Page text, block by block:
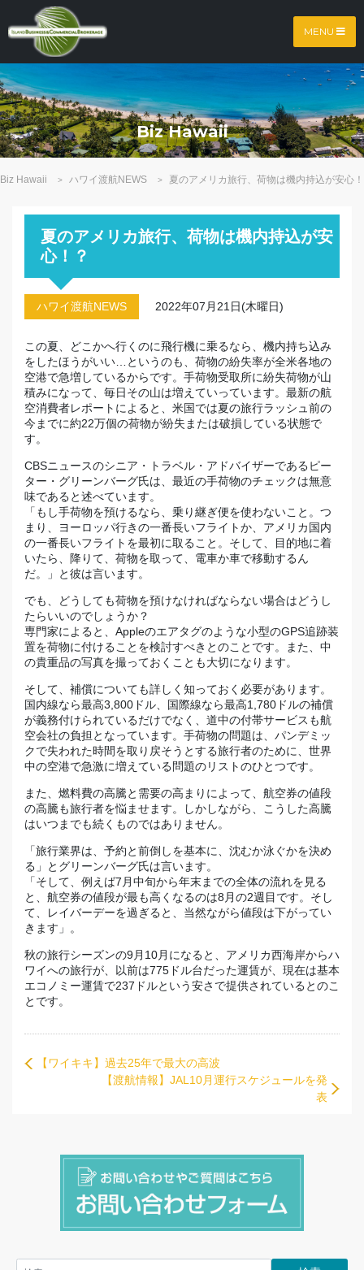
MENU
Biz Hawaii
Biz Hawaii > ハワイ渡航NEWS > 夏のアメリカ旅行、荷物は機内持込が安心
夏のアメリカ旅行、荷物は機内持込が安
心！？
ハワイ渡航NEWS 2022年07月21日(木曜日)
この夏、どこかへ行くのに飛行機に乗るなら、機内持ち込み
をしたほうがいい…というのも、荷物の紛失率が全米各地の
空港で急増しているからです。手荷物受取所に紛失荷物が山
積みになって、毎日その山は増えていっています。最新の航
空消費者レポートによると、米国では夏の旅行ラッシュ前の
今までに約22万個の荷物が紛失または破損している状態で
す。
CBSニュースのシニア・トラベル・アドバイザーであるピー
ター・グリーンバーグ氏は、最近の手荷物のチェックは無意
味であると述べています。
「もし手荷物を預けるなら、乗り継ぎ便を使わないこと。つ
まり、ヨーロッパ行きの一番長いフライトか、アメリカ国内
の一番長いフライトを最初に取ること。そして、目的地に着
いたら、降りて、荷物を取って、電車か車で移動するん
だ。」と彼は言います。
でも、どうしても荷物を預けなければならない場合はどうし
たらいいのでしょうか？
専門家によると、Appleのエアタグのような小型のGPS追跡装
置を荷物に付けることを検討すべきとのことです。また、中
の貴重品の写真を撮っておくことも大切になります。
そして、補償についても詳しく知っておく必要があります。
国内線なら最高3,800ドル、国際線なら最高1,780ドルの補償
が義務付けられているだけでなく、道中の付帯サービスも航
空会社の負担となっています。手荷物の問題は、パンデミッ
クで失われた時間を取り戻そうとする旅行者のために、世界
中の空港で急激に増えている問題のリストのひとつです。
また、燃料費の高騰と需要の高まりによって、航空券の値段
の高騰も旅行者を悩ませます。しかしながら、こうした高騰
はいつまでも続くものではありません。
「旅行業界は、予約と前倒しを基本に、沈むか泳ぐかを決め
る」とグリーンバーグ氏は言います。
「そして、例えば7月中旬から年末までの全体の流れを見る
と、航空券の値段が最も高くなるのは8月の2週目です。そし
て、レイバーデーを過ぎると、当然ながら値段は下がってい
きます」。
秋の旅行シーズンの9月10月になると、アメリカ西海岸からハ
ワイへの旅行が、以前は775ドル台だった運賃が、現在は基本
エコノミー運賃で237ドルという安さで提供されているとのこ
とです。
【ワイキキ】過去25年で最大の高波
【渡航情報】JAL10月運行スケジュールを発
表